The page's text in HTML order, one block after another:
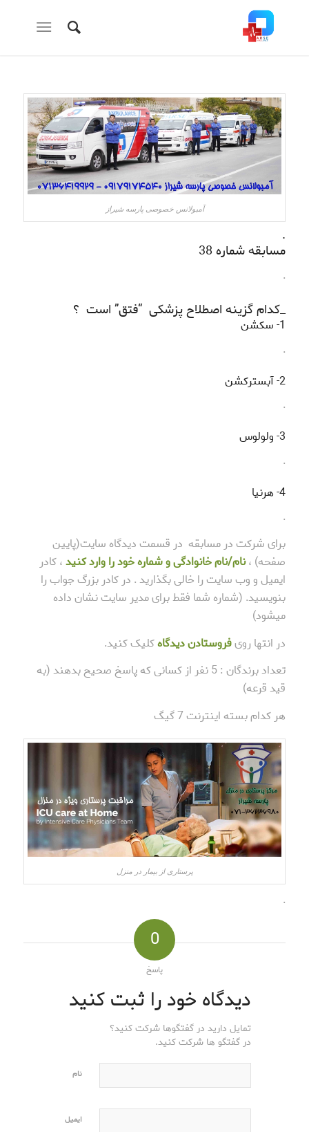
آمبولانس خصوصی پارسه شیراز
.
مسابقه شماره 38
.
_کدام گزینه اصطلاح پزشکی “فتق” است ؟
1- سکشن
.
2- آبسترکشن
.
3- ولولوس
.
4- هرنیا
.
برای شرکت در مسابقه در قسمت دیدگاه سایت(پایین
صفحه) ،نام/نام خانوادگی و شماره خود را وارد کنید، کادر
ایمیل و وب سایت را خالی بگذارید . در کادر بزرگ جواب را
بنویسید. (شماره شما فقط برای مدیر سایت نشان داده
میشود)
در انتها رویفروستادن دیدگاهکلیک کنید.
تعداد برندگان : 5 نفر از کسانی که پاسخ صحیح بدهند (به
قید قرعه)
هر کدام بسته اینترنت 7 گیگ
پرستاری از بیمار در منزل
.
0
پاسخ
دیدگاه خود را ثبت کنید
تمایل دارید در گفتگوها شرکت کنید؟
در گفتگو ها شرکت کنید.
نام
ایمیل